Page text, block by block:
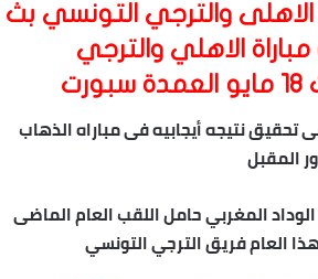
والترجي التونسي بث
الاهلي والترجي
تحقيق نتيجه أيجابيه فى مباراه الذهاب
المقبل
المغربي حامل اللقب العام الماضى
العام فريق الترجي التونسي